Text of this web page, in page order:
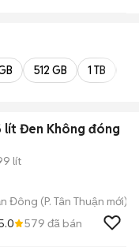
512 GB 1 TB
lít Đen Không đóng
lít
Đông (P. Tân Thuận mới)
579 đã bán